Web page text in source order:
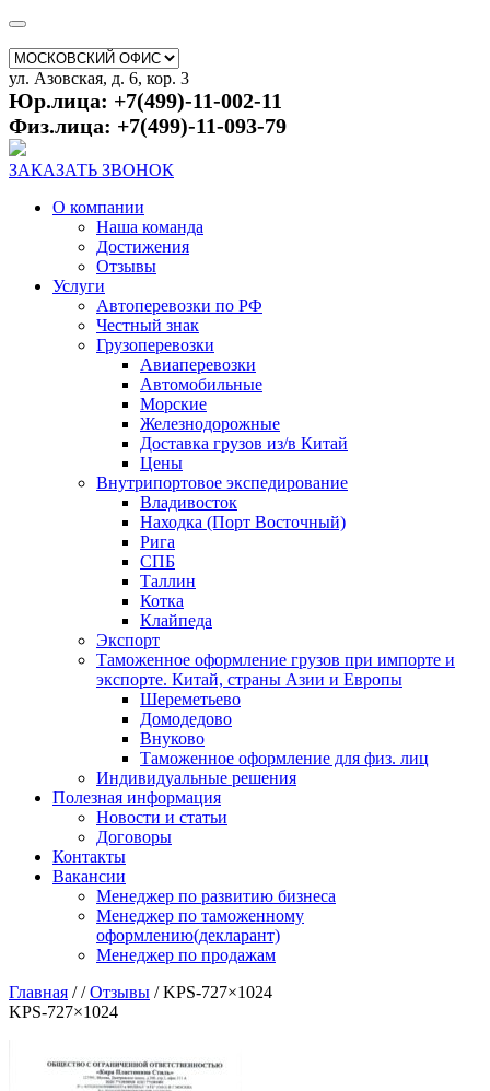
ул. Азовская, д. 6, кор. 3
Юр.лица: +7(499)-11-002-11
Физ.лица: +7(499)-11-093-79
ЗАКАЗАТЬ ЗВОНОК
О компании
Наша команда
Достижения
Отзывы
Услуги
Автоперевозки по РФ
Честный знак
Грузоперевозки
Авиаперевозки
Автомобильные
Морские
Железнодорожные
Доставка грузов из/в Китай
Цены
Внутрипортовое экспедирование
Владивосток
Находка (Порт Восточный)
Рига
СПБ
Таллин
Котка
Клайпеда
Экспорт
Таможенное оформление грузов при импорте и
экспорте. Китай, страны Азии и Европы
Шереметьево
Домодедово
Внуково
Таможенное оформление для физ. лиц
Индивидуальные решения
Полезная информация
Новости и статьи
Договоры
Контакты
Вакансии
Менеджер по развитию бизнеса
Менеджер по таможенному
оформлению(декларант)
Менеджер по продажам
Главная //Отзывы /KPS-727×1024
KPS-727×1024